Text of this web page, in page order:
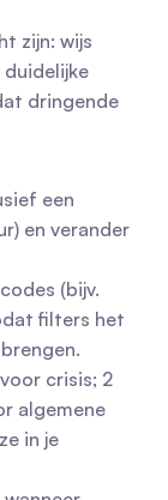
zijn: wijs
dringende
een
en verander
(bijv.
filters het
crisis; 2
algemene
in je